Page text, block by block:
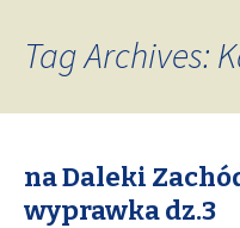
Tag Archives:
na Daleki
wyprawka dz.3